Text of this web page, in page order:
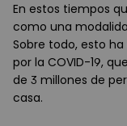
En estos tiempos
como una
Sobre todo, esto
por la COVID-19,
de 3 millones de
casa.